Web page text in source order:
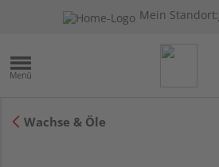
Mein Standort:
Wachse & Öle